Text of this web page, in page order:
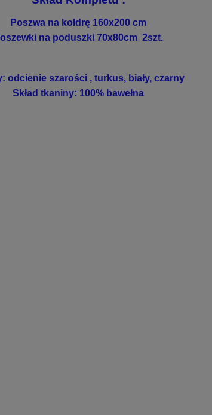
Poszwa na kołdrę 160x200 cm
na poduszki 70x80cm 2szt.
odcienie szarości , turkus, biały, czarny
Skład tkaniny: 100% bawełna